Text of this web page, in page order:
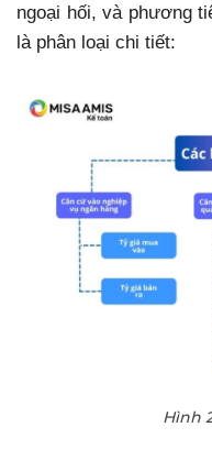
ngoại hối, và phương
là phân loại chi tiết:
Hình